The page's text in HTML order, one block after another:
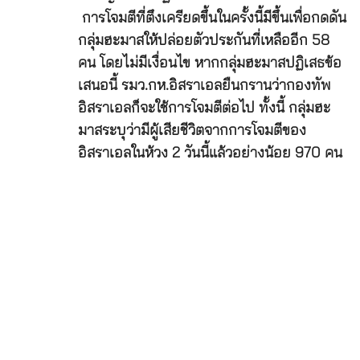
การโจมตีที่ตึงเครียดขึ้นในครั้งนี้มีขึ้นเพื่อกดดัน
กลุ่มฮะมาสให้ปล่อยตัวประกันที่เหลืออีก 58
คน โดยไม่มีเงื่อนไข หากกลุ่มฮะมาสปฏิเสธข้อ
เสนอนี้ รมว.กห.อิสราเอลยืนกรานว่ากองทัพ
อิสราเอลก็จะใช้การโจมตีต่อไป ทั้งนี้ กลุ่มฮะ
มาสระบุว่ามีผู้เสียชีวิตจากการโจมตีของ
อิสราเอลในห้วง 2 วันนี้แล้วอย่างน้อย 970 คน